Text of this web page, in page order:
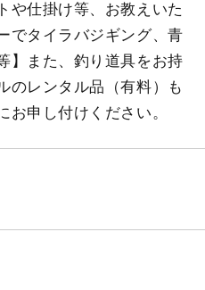
や仕掛け等、お教えいた
でタイラバジギング、青
】また、釣り道具をお持
のレンタル品（有料）も
お申し付けください。